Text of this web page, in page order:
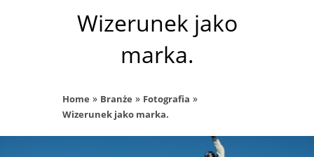
Wizerunek jako
marka.
Home » Branże » Fotografia »
Wizerunek jako marka.